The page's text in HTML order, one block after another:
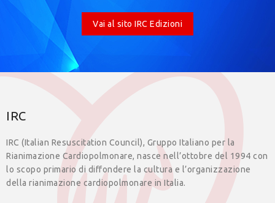
Vai al sito IRC Edizioni
IRC
IRC (Italian Resuscitation Council), Gruppo Italiano per la
Rianimazione Cardiopolmonare, nasce nell’ottobre del 1994 con
lo scopo primario di diffondere la cultura e l’organizzazione
della rianimazione cardiopolmonare in Italia.